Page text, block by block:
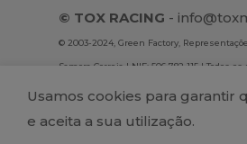
© TOX RACING -
© 2003-2024, Green Factory,
Samora Correia | NIF: 506 782 115 | Todos
são exclusivos da loja online. A Green
Usamos cookies para garantir
e aceita a sua utilização.